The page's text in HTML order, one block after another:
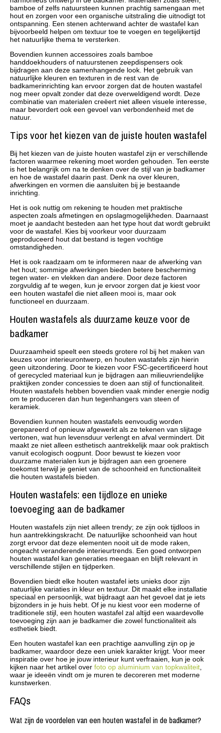
bamboe of zelfs natuursteen kunnen prachtig samengaan met
hout en zorgen voor een organische uitstraling die uitnodigt tot
ontspanning. Een stenen achterwand achter de wastafel kan
bijvoorbeeld helpen om textuur toe te voegen en tegelijkertijd
het natuurlijke thema te versterken.
Bovendien kunnen accessoires zoals bamboe
handdoekhouders of natuurstenen zeepdispensers ook
bijdragen aan deze samenhangende look. Het gebruik van
natuurlijke kleuren en texturen in de rest van de
badkamerinrichting kan ervoor zorgen dat de houten wastafel
nog meer opvalt zonder dat deze overweldigend wordt. Deze
combinatie van materialen creëert niet alleen visuele interesse,
maar bevordert ook een gevoel van verbondenheid met de
natuur.
Tips voor het kiezen van de juiste houten wastafel
Bij het kiezen van de juiste houten wastafel zijn er verschillende
factoren waarmee rekening moet worden gehouden. Ten eerste
is het belangrijk om na te denken over de stijl van je badkamer
en hoe de wastafel daarin past. Denk na over kleuren,
afwerkingen en vormen die aansluiten bij je bestaande
inrichting.
Het is ook nuttig om rekening te houden met praktische
aspecten zoals afmetingen en opslagmogelijkheden. Daarnaast
moet je aandacht besteden aan het type hout dat wordt gebruikt
voor de wastafel. Kies bij voorkeur voor duurzaam
geproduceerd hout dat bestand is tegen vochtige
omstandigheden.
Het is ook raadzaam om te informeren naar de afwerking van
het hout; sommige afwerkingen bieden betere bescherming
tegen water- en vlekken dan andere. Door deze factoren
zorgvuldig af te wegen, kun je ervoor zorgen dat je kiest voor
een houten wastafel die niet alleen mooi is, maar ook
functioneel en duurzaam.
Houten wastafels als duurzame keuze voor de
badkamer
Duurzaamheid speelt een steeds grotere rol bij het maken van
keuzes voor interieurontwerp, en houten wastafels zijn hierin
geen uitzondering. Door te kiezen voor FSC-gecertificeerd hout
of gerecycled materiaal kun je bijdragen aan milieuvriendelijke
praktijken zonder concessies te doen aan stijl of functionaliteit.
Houten wastafels hebben bovendien vaak minder energie nodig
om te produceren dan hun tegenhangers van steen of
keramiek.
Bovendien kunnen houten wastafels eenvoudig worden
gerepareerd of opnieuw afgewerkt als ze tekenen van slijtage
vertonen, wat hun levensduur verlengt en afval vermindert. Dit
maakt ze niet alleen esthetisch aantrekkelijk maar ook praktisch
vanuit ecologisch oogpunt. Door bewust te kiezen voor
duurzame materialen kun je bijdragen aan een groenere
toekomst terwijl je geniet van de schoonheid en functionaliteit
die houten wastafels bieden.
Houten wastafels: een tijdloze en unieke
toevoeging aan de badkamer
Houten wastafels zijn niet alleen trendy; ze zijn ook tijdloos in
hun aantrekkingskracht. De natuurlijke schoonheid van hout
zorgt ervoor dat deze elementen nooit uit de mode raken,
ongeacht veranderende interieurtrends. Een goed ontworpen
houten wastafel kan generaties meegaan en blijft relevant in
verschillende stijlen en tijdperken.
Bovendien biedt elke houten wastafel iets unieks door zijn
natuurlijke variaties in kleur en textuur. Dit maakt elke installatie
speciaal en persoonlijk, wat bijdraagt aan het gevoel dat je iets
bijzonders in je huis hebt. Of je nu kiest voor een moderne of
traditionele stijl, een houten wastafel zal altijd een waardevolle
toevoeging zijn aan je badkamer die zowel functionaliteit als
esthetiek biedt.
Een houten wastafel kan een prachtige aanvulling zijn op je
badkamer, waardoor deze een uniek karakter krijgt. Voor meer
inspiratie over hoe je jouw interieur kunt verfraaien, kun je ook
kijken naar het artikel over foto op aluminium van topkwaliteit
waar je ideeën vindt om je muren te decoreren met moderne
kunstwerken.
FAQs
Wat zijn de voordelen van een houten wastafel in de badkamer?